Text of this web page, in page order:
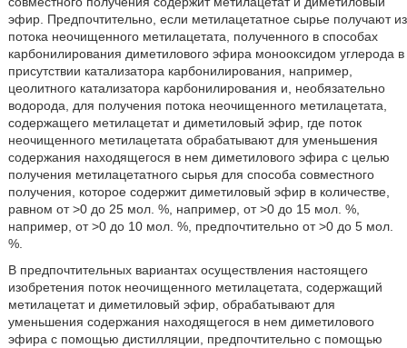
эфир. Предпочтительно, если метилацетатное сырье получают из
потока неочищенного метилацетата, полученного в способах
карбонилирования диметилового эфира монооксидом углерода в
присутствии катализатора карбонилирования, например,
цеолитного катализатора карбонилирования и, необязательно
водорода, для получения потока неочищенного метилацетата,
содержащего метилацетат и диметиловый эфир, где поток
неочищенного метилацетата обрабатывают для уменьшения
содержания находящегося в нем диметилового эфира с целью
получения метилацетатного сырья для способа совместного
получения, которое содержит диметиловый эфир в количестве,
равном от >0 до 25 мол. %, например, от >0 до 15 мол. %,
например, от >0 до 10 мол. %, предпочтительно от >0 до 5 мол.
%.
В предпочтительных вариантах осуществления настоящего
изобретения поток неочищенного метилацетата, содержащий
метилацетат и диметиловый эфир, обрабатывают для
уменьшения содержания находящегося в нем диметилового
эфира с помощью дистилляции, предпочтительно с помощью